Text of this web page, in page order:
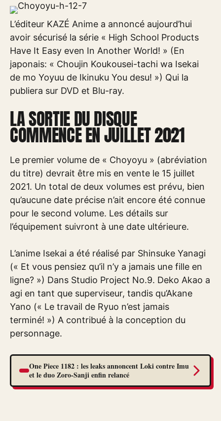
L’éditeur KAZÉ Anime a annoncé aujourd’hui
avoir sécurisé la série « High School Products
Have It Easy even In Another World! » (En
japonais: « Choujin Koukousei-tachi wa Isekai
de mo Yoyuu de Ikinuku You desu! ») Qui la
publiera sur DVD et Blu-ray.
LA SORTIE DU DISQUE
COMMENCE EN JUILLET 2021
Le premier volume de « Choyoyu » (abréviation
du titre) devrait être mis en vente le 15 juillet
2021. Un total de deux volumes est prévu, bien
qu’aucune date précise n’ait encore été connue
pour le second volume. Les détails sur
l’équipement suivront à une date ultérieure.
L’anime Isekai a été réalisé par Shinsuke Yanagi
(« Et vous pensiez qu’il n’y a jamais une fille en
ligne? ») Dans Studio Project No.9. Deko Akao a
agi en tant que superviseur, tandis qu’Akane
Yano (« Le travail de Ryuo n’est jamais
terminé! ») A contribué à la conception du
personnage.
One Piece 1182 : les leaks annoncent Loki contre Imu
et le duo Zoro-Sanji enfin relancé